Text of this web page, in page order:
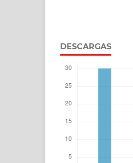
DESCARGAS